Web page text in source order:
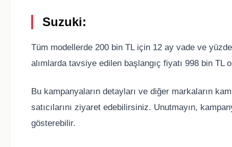
Suzuki:
Tüm modellerde 200 bin TL için 12 ay vade ve
alımlarda tavsiye edilen başlangıç fiyatı 998 bin TL
Bu kampanyaların detayları ve diğer markaların
satıcılarını ziyaret edebilirsiniz. Unutmayın,
gösterebilir.